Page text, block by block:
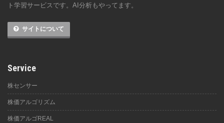
ト学習サービスです。AI分析もやってます。
サイトについて
Service
株センサー
株価アルゴリズム
株価アルゴREAL